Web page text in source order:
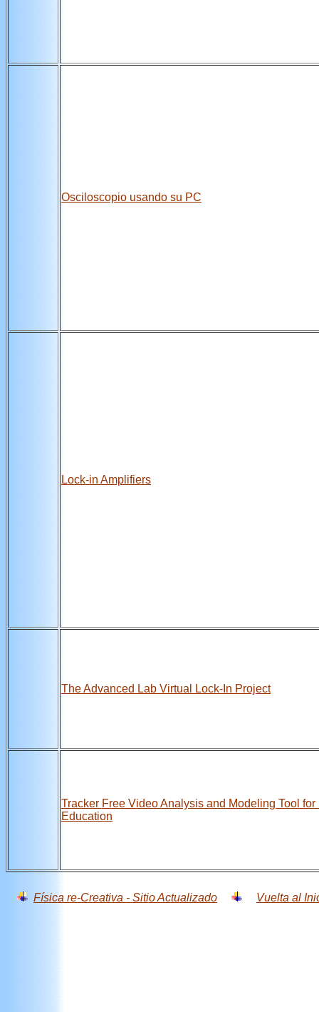
Osciloscopio usando su PC
Lock-in Amplifiers
The Advanced Lab Virtual Lock-In Project
Tracker Free Video Analysis and Modeling Tool for
Education
Física re-Creativa - Sitio Actualizado Vuelta al